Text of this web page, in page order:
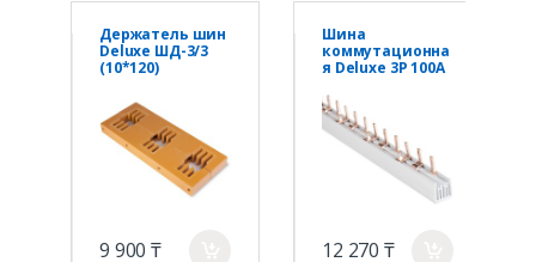
Держатель шин
Deluxe ШД-3/3
(10*120)
9 900 ₸
Шина
коммутационна
я Deluxe 3Р 100А
12 270 ₸